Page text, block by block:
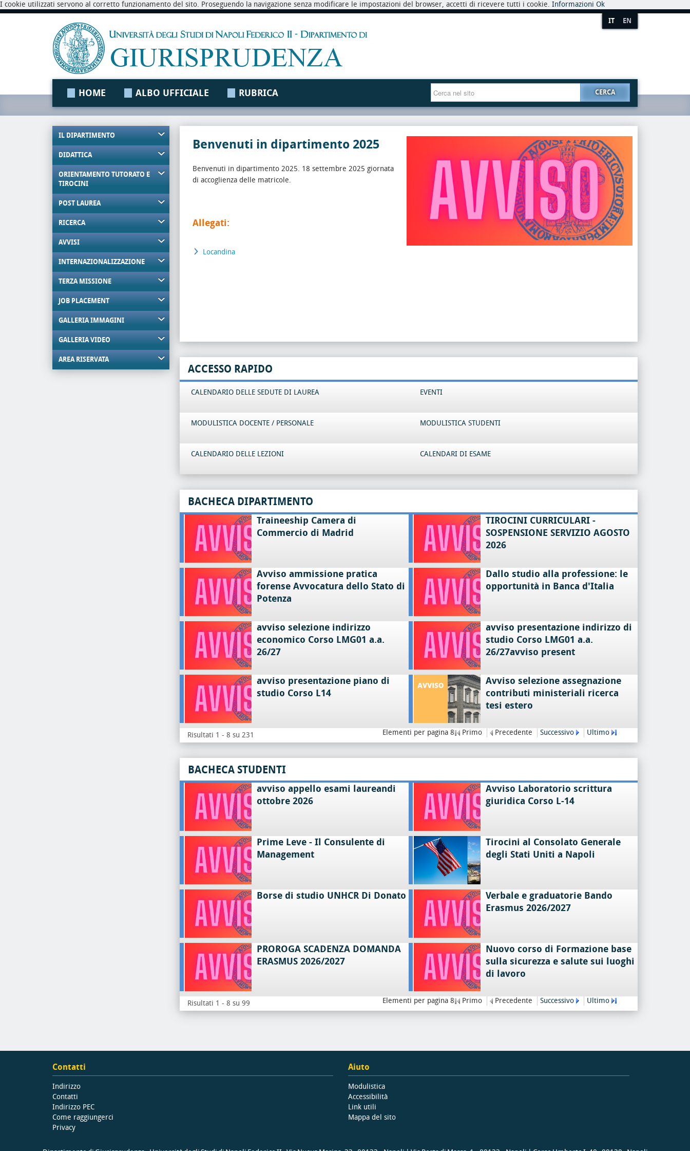
I cookie utilizzati servono al corretto funzionamento del sito. Proseguendo la navigazione senza modificare le impostazioni del browser, accetti di ricevere tutti i cookie. Informazioni Ok
IT EN
HOME ALBO UFFICIALE RUBRICA CERCA
IL DIPARTIMENTO
DIDATTICA
ORIENTAMENTO TUTORATO E
TIROCINI
POST LAUREA
RICERCA
AVVISI
INTERNAZIONALIZZAZIONE
TERZA MISSIONE
JOB PLACEMENT
GALLERIA IMMAGINI
GALLERIA VIDEO
AREA RISERVATA
Benvenuti in dipartimento 2025
Benvenuti in dipartimento 2025. 18 settembre 2025 giornata
di accoglienza delle matricole.
Allegati:
Locandina
ACCESSO RAPIDO
CALENDARIO DELLE SEDUTE DI LAUREA EVENTI
MODULISTICA DOCENTE / PERSONALE MODULISTICA STUDENTI
CALENDARIO DELLE LEZIONI CALENDARI DI ESAME
BACHECA DIPARTIMENTO
Traineeship Camera di
Commercio di Madrid
TIROCINI CURRICULARI -
SOSPENSIONE SERVIZIO AGOSTO
2026
Avviso ammissione pratica
forense Avvocatura dello Stato di
Potenza
Dallo studio alla professione: le
opportunità in Banca d'Italia
avviso selezione indirizzo
economico Corso LMG01 a.a.
26/27
avviso presentazione indirizzo di
studio Corso LMG01 a.a.
26/27avviso present
avviso presentazione piano di
studio Corso L14
Avviso selezione assegnazione
contributi ministeriali ricerca
tesi estero
Risultati 1 - 8 su 231 Elementi per pagina 8 Primo Precedente Successivo Ultimo
BACHECA STUDENTI
avviso appello esami laureandi
ottobre 2026
Avviso Laboratorio scrittura
giuridica Corso L-14
Prime Leve - Il Consulente di
Management
Tirocini al Consolato Generale
degli Stati Uniti a Napoli
Borse di studio UNHCR Di Donato
Verbale e graduatorie Bando
Erasmus 2026/2027
PROROGA SCADENZA DOMANDA
ERASMUS 2026/2027
Nuovo corso di Formazione base
sulla sicurezza e salute sui luoghi
di lavoro
Risultati 1 - 8 su 99 Elementi per pagina 8 Primo Precedente Successivo Ultimo
Contatti
Indirizzo
Contatti
Indirizzo PEC
Come raggiungerci
Privacy
Aiuto
Modulistica
Accessibilità
Link utili
Mappa del sito